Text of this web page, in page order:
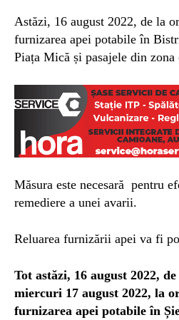
Astăzi, 16 august 2022, de la
furnizarea apei potabile în
Piața Mică și pasajele din zona
Măsura este necesară pentru
remediere a unei avarii.
Reluarea furnizării apei va fi
Tot astăzi, 16 august 2022,
miercuri 17 august 2022, la
furnizarea apei potabile în